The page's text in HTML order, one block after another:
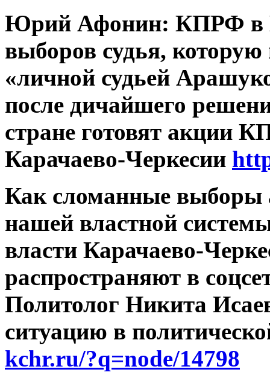
Юрий Афонин: КПРФ в
выборов судья,
«личной судьей
после дичайшего
стране готовят акции
Карачаево-Черкесии
Как сломанные выборы
нашей властной
власти Карачаево-
распространяют в
Политолог Никита
ситуацию в
kchr.ru/?q=node/14798